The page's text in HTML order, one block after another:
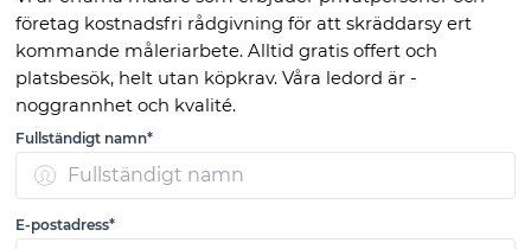
företag kostnadsfri rådgivning för att skräddarsy ert
kommande måleriarbete. Alltid gratis offert och
platsbesök, helt utan köpkrav. Våra ledord är -
noggrannhet och kvalité.
Fullständigt namn*
E-postadress*